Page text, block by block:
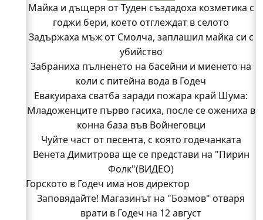
Майка и дъщеря от Туден създадоха козметика с
годжи бери, което отглеждат в селото
Задържаха мъж от Смолча, заплашил майка си с
убийство
Забраниха пълненето на басейни и миенето на
коли с питейна вода в Годеч
Евакуираха сватба заради пожара край Шума:
Младоженците първо гасиха, после се ожениха в
конна база във Войнеговци
Чуйте част от песента, с която годечанката
Венета Димитрова ще се представи на "Пирин
Фолк"(ВИДЕО)
Горското в Годеч има нов директор
Заповядайте! Магазинът на "Бозмов" отваря
врати в Годеч на 12 август